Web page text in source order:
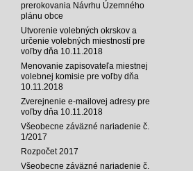
prerokovania Návrhu Územného
plánu obce
Utvorenie volebných okrskov a
určenie volebných miestností pre
voľby dňa 10.11.2018
Menovanie zapisovateľa miestnej
volebnej komisie pre voľby dňa
10.11.2018
Zverejnenie e-mailovej adresy pre
voľby dňa 10.11.2018
Všeobecne záväzné nariadenie č.
1/2017
Rozpočet 2017
Všeobecne záväzné nariadenie č.